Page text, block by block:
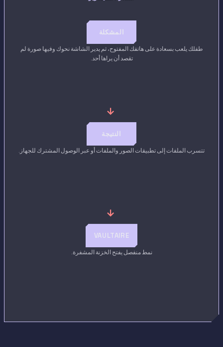
المشكلة
طفلك يلعب بسعادة على هاتفك المفتوح، ثم يدير الشاشة نحوك وفيها صورة لم
تقصد أن يراها أحد.
→
النتيجة
تتسرب الملفات إلى تطبيقات الصور والملفات أو عبر الوصول المشترك للجهاز.
→
VAULTAIRE
نمط منفصل يفتح الخزنة المشفرة.